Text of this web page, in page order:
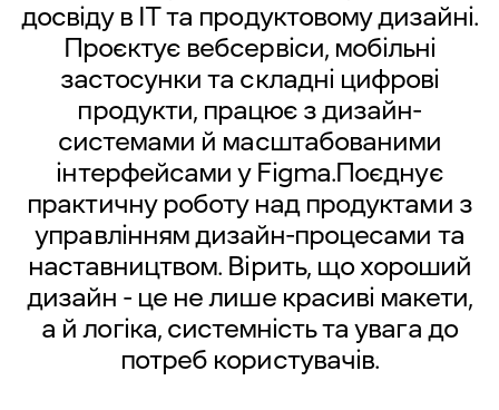
досвіду в IT та продуктовому дизайні.
Проєктує вебсервіси, мобільні
застосунки та складні цифрові
продукти, працює з дизайн-
системами й масштабованими
інтерфейсами у Figma.Поєднує
практичну роботу над продуктами з
управлінням дизайн-процесами та
наставництвом. Вірить, що хороший
дизайн - це не лише красиві макети,
а й логіка, системність та увага до
потреб користувачів.